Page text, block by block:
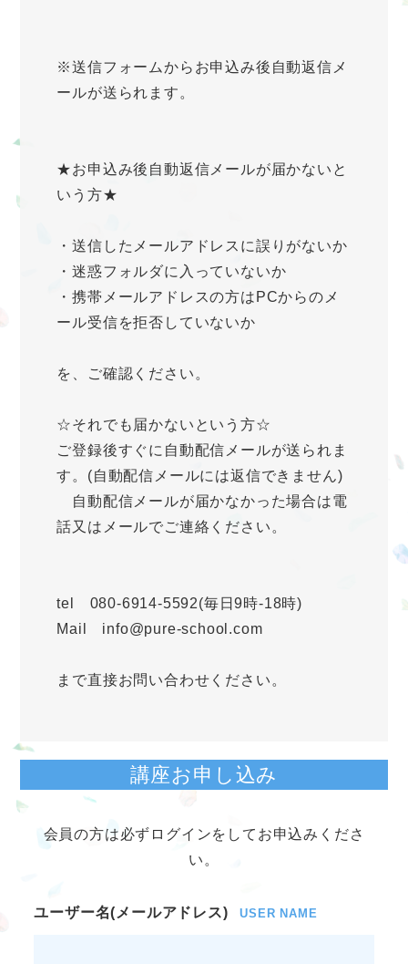
※送信フォームからお申込み後自動返信メ
ールが送られます。
★お申込み後自動返信メールが届かないと
いう方★
・送信したメールアドレスに誤りがないか
・迷惑フォルダに入っていないか
・携帯メールアドレスの方はPCからのメ
ール受信を拒否していないか
を、ご確認ください。
☆それでも届かないという方☆
ご登録後すぐに自動配信メールが送られま
す。(自動配信メールには返信できません)
自動配信メールが届かなかった場合は電
話又はメールでご連絡ください。
tel 080-6914-5592(毎日9時-18時)
Mail info@pure-school.com
まで直接お問い合わせください。
講座お申し込み
会員の方は必ずログインをしてお申込みくださ
い。
ユーザー名(メールアドレス) USER NAME